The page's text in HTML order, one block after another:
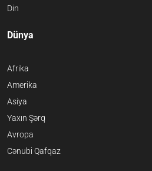
Din
Dünya
Afrika
Amerika
Asiya
Yaxın Şərq
Avropa
Cənubi Qafqaz